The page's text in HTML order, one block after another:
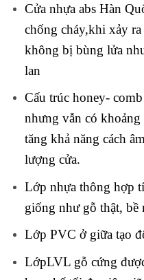
Cửa nhựa abs Hàn
chống cháy,khi xảy ra
không bị bùng lửa
lan
Cấu trúc honey-
nhưng vẫn có
tăng khả năng cách
lượng cửa.
Lớp nhựa thông hợp
giống như gỗ thật, bề
Lớp PVC ở giữa tạo
LớpLVL gỗ cứng